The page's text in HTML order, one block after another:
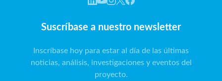
Suscríbase a nuestro newsletter
Inscríbase hoy para estar al día de las últimas
noticias, análisis, investigaciones y eventos del
proyecto.